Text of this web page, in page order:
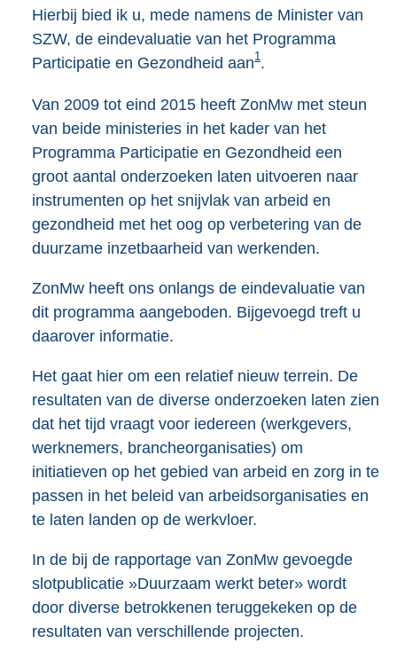
Hierbij bied ik u, mede namens de Minister van
SZW, de eindevaluatie van het Programma
Participatie en Gezondheid aan1.
Van 2009 tot eind 2015 heeft ZonMw met steun
van beide ministeries in het kader van het
Programma Participatie en Gezondheid een
groot aantal onderzoeken laten uitvoeren naar
instrumenten op het snijvlak van arbeid en
gezondheid met het oog op verbetering van de
duurzame inzetbaarheid van werkenden.
ZonMw heeft ons onlangs de eindevaluatie van
dit programma aangeboden. Bijgevoegd treft u
daarover informatie.
Het gaat hier om een relatief nieuw terrein. De
resultaten van de diverse onderzoeken laten zien
dat het tijd vraagt voor iedereen (werkgevers,
werknemers, brancheorganisaties) om
initiatieven op het gebied van arbeid en zorg in te
passen in het beleid van arbeidsorganisaties en
te laten landen op de werkvloer.
In de bij de rapportage van ZonMw gevoegde
slotpublicatie »Duurzaam werkt beter» wordt
door diverse betrokkenen teruggekeken op de
resultaten van verschillende projecten.